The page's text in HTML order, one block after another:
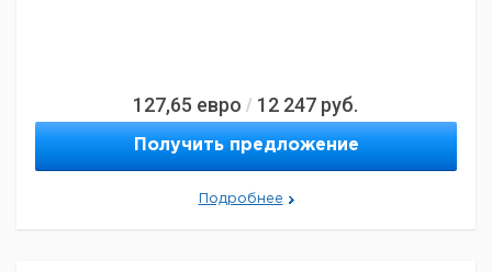
127,65 евро / 12 247 руб.
Получить предложение
Подробнее